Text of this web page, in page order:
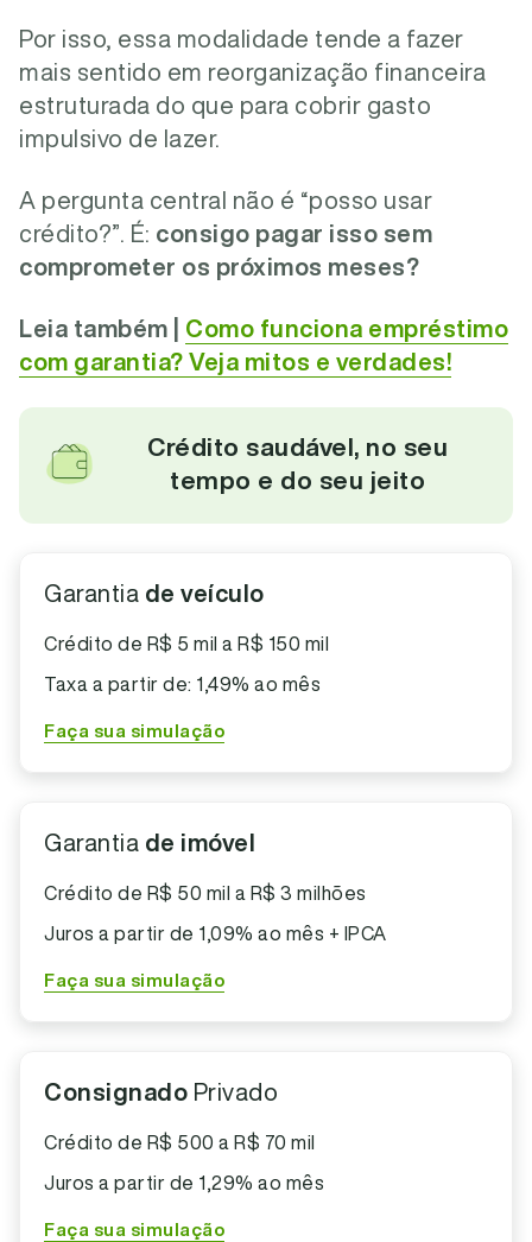
Por isso, essa modalidade tende a fazer
mais sentido em reorganização financeira
estruturada do que para cobrir gasto
impulsivo de lazer.
A pergunta central não é “posso usar
crédito?”. É: consigo pagar isso sem
comprometer os próximos meses?
Leia também |
Como funciona empréstimo
com garantia? Veja mitos e verdades!
Crédito saudável, no seu
tempo e do seu jeito
Garantia de veículo
Crédito de R$ 5 mil a R$ 150 mil
Taxa a partir de: 1,49% ao mês
Faça sua simulação
Garantia de imóvel
Crédito de R$ 50 mil a R$ 3 milhões
Juros a partir de 1,09% ao mês + IPCA
Faça sua simulação
Consignado Privado
Crédito de R$ 500 a R$ 70 mil
Juros a partir de 1,29% ao mês
Faça sua simulação